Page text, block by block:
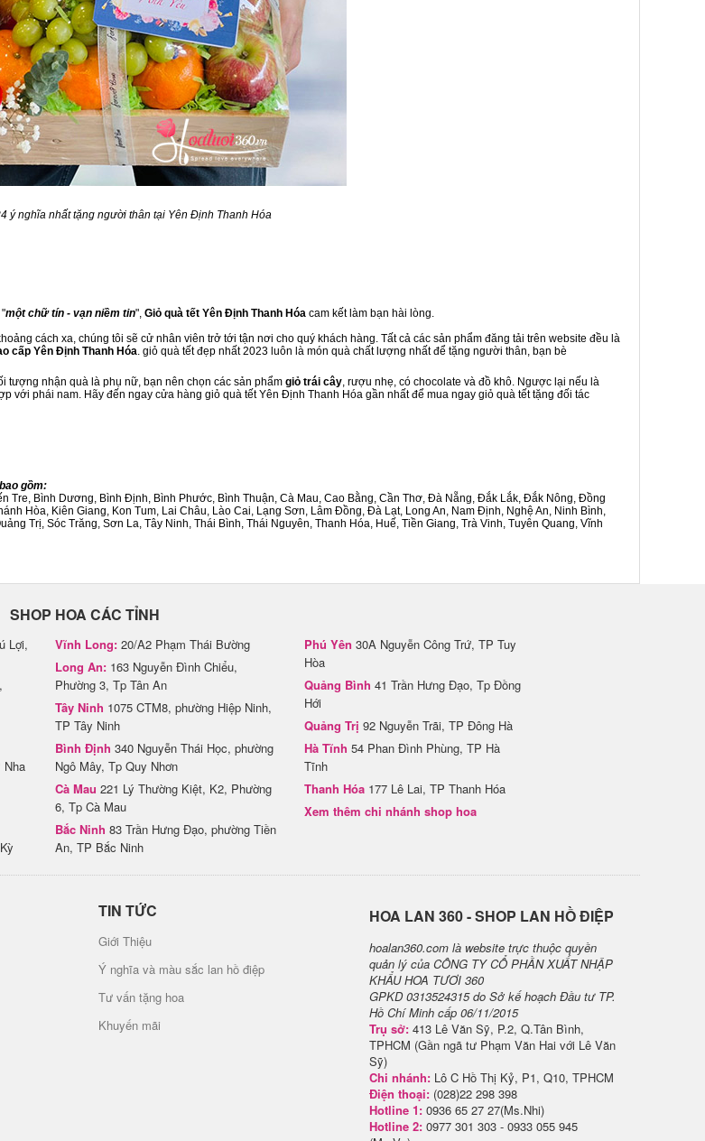
ý nghĩa nhất tặng người thân tại Yên Định Thanh Hóa
một chữ tín - vạn niềm tin", Giỏ quà tết Yên Định Thanh Hóa cam kết làm bạn hài lòng.
cách xa, chúng tôi sẽ cử nhân viên trở tới tận nơi cho quý khách hàng. Tất cả các sản phẩm đăng tải trên website đều là
cấp Yên Định Thanh Hóa. giỏ quà tết đẹp nhất 2023 luôn là món quà chất lượng nhất để tặng người thân, bạn bè
tượng nhận quà là phụ nữ, bạn nên chọn các sản phẩm giỏ trái cây, rượu nhẹ, có chocolate và đồ khô. Ngược lại nếu là
với phái nam. Hãy đến ngay cửa hàng giỏ quà tết Yên Định Thanh Hóa gần nhất để mua ngay giỏ quà tết tặng đối tác
gồm:
Tre, Bình Dương, Bình Định, Bình Phước, Bình Thuận, Cà Mau, Cao Bằng, Cần Thơ, Đà Nẵng, Đắk Lắk, Đắk Nông, Đồng
Hòa, Kiên Giang, Kon Tum, Lai Châu, Lào Cai, Lạng Sơn, Lâm Đồng, Đà Lạt, Long An, Nam Định, Nghệ An, Ninh Bình,
Trị, Sóc Trăng, Sơn La, Tây Ninh, Thái Bình, Thái Nguyên, Thanh Hóa, Huế, Tiền Giang, Trà Vinh, Tuyên Quang, Vĩnh
SHOP HOA CÁC TỈNH
Lợi,
Nha
Vĩnh Long: 20/A2 Phạm Thái Bường
Long An: 163 Nguyễn Đình Chiểu,
Phường 3, Tp Tân An
Tây Ninh 1075 CTM8, phường Hiệp Ninh,
TP Tây Ninh
Bình Định 340 Nguyễn Thái Học, phường
Ngô Mây, Tp Quy Nhơn
Cà Mau 221 Lý Thường Kiệt, K2, Phường
6, Tp Cà Mau
Bắc Ninh 83 Trần Hưng Đạo, phường Tiền
An, TP Bắc Ninh
Phú Yên 30A Nguyễn Công Trứ, TP Tuy
Hòa
Quảng Bình 41 Trần Hưng Đạo, Tp Đồng
Hới
Quảng Trị 92 Nguyễn Trãi, TP Đông Hà
Hà Tĩnh 54 Phan Đình Phùng, TP Hà
Tĩnh
Thanh Hóa 177 Lê Lai, TP Thanh Hóa
Xem thêm chi nhánh shop hoa
TIN TỨC
Giới Thiệu
Ý nghĩa và màu sắc lan hồ điệp
Tư vấn tặng hoa
Khuyến mãi
H​OA LAN 360 - SHOP LAN HỒ ĐIỆP
hoalan360.com là website trực thuộc quyền
quản lý của CÔNG TY CỔ PHẦN XUẤT NHẬP
KHẨU HOA TƯƠI 360
GPKD 0313524315 do Sở kế hoạch Đầu tư TP.
Hồ Chí Minh cấp 06/11/2015
Trụ sở: 413 Lê Văn Sỹ, P.2, Q.Tân Bình,
TPHCM (Gần ngã tư Phạm Văn Hai với Lê Văn
Sỹ)
Chi nhánh: Lô C Hồ Thị Kỷ, P1, Q10, TPHCM
Điện thoại: (028)22 298 398
Hotline 1: 0936 65 27 27(Ms.Nhi)
Hotline 2: 0977 301 303 - 0933 055 945